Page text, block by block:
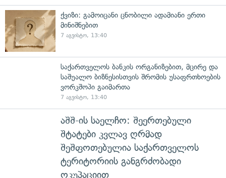
ქვიზი: გამოიცანი ცნობილი ადამიანი ერთი
მინიშნებით
7 აგვისტო, 13:40
საქართველოს ბანკის ორგანიზებით, მცირე და
საშუალო ბიზნესისთვის შრომის უსაფრთხოების
ვორკშოპი გაიმართა
7 აგვისტო, 13:40
აშშ-ის საელჩო: შეერთებული
შტატები კვლავ ღრმად
შეშფოთებულია საქართველოს
ტერიტორიის განგრძობადი
ოკუპაციით